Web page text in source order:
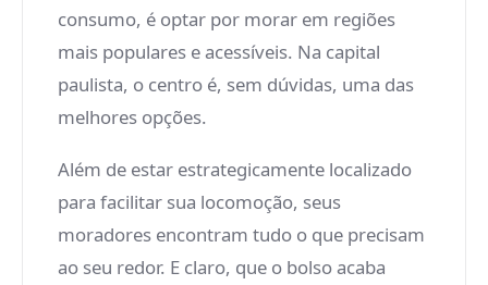
consumo, é optar por morar em regiões
mais populares e acessíveis. Na capital
paulista, o centro é, sem dúvidas, uma das
melhores opções.
Além de estar estrategicamente localizado
para facilitar sua locomoção, seus
moradores encontram tudo o que precisam
ao seu redor. E claro, que o bolso acaba